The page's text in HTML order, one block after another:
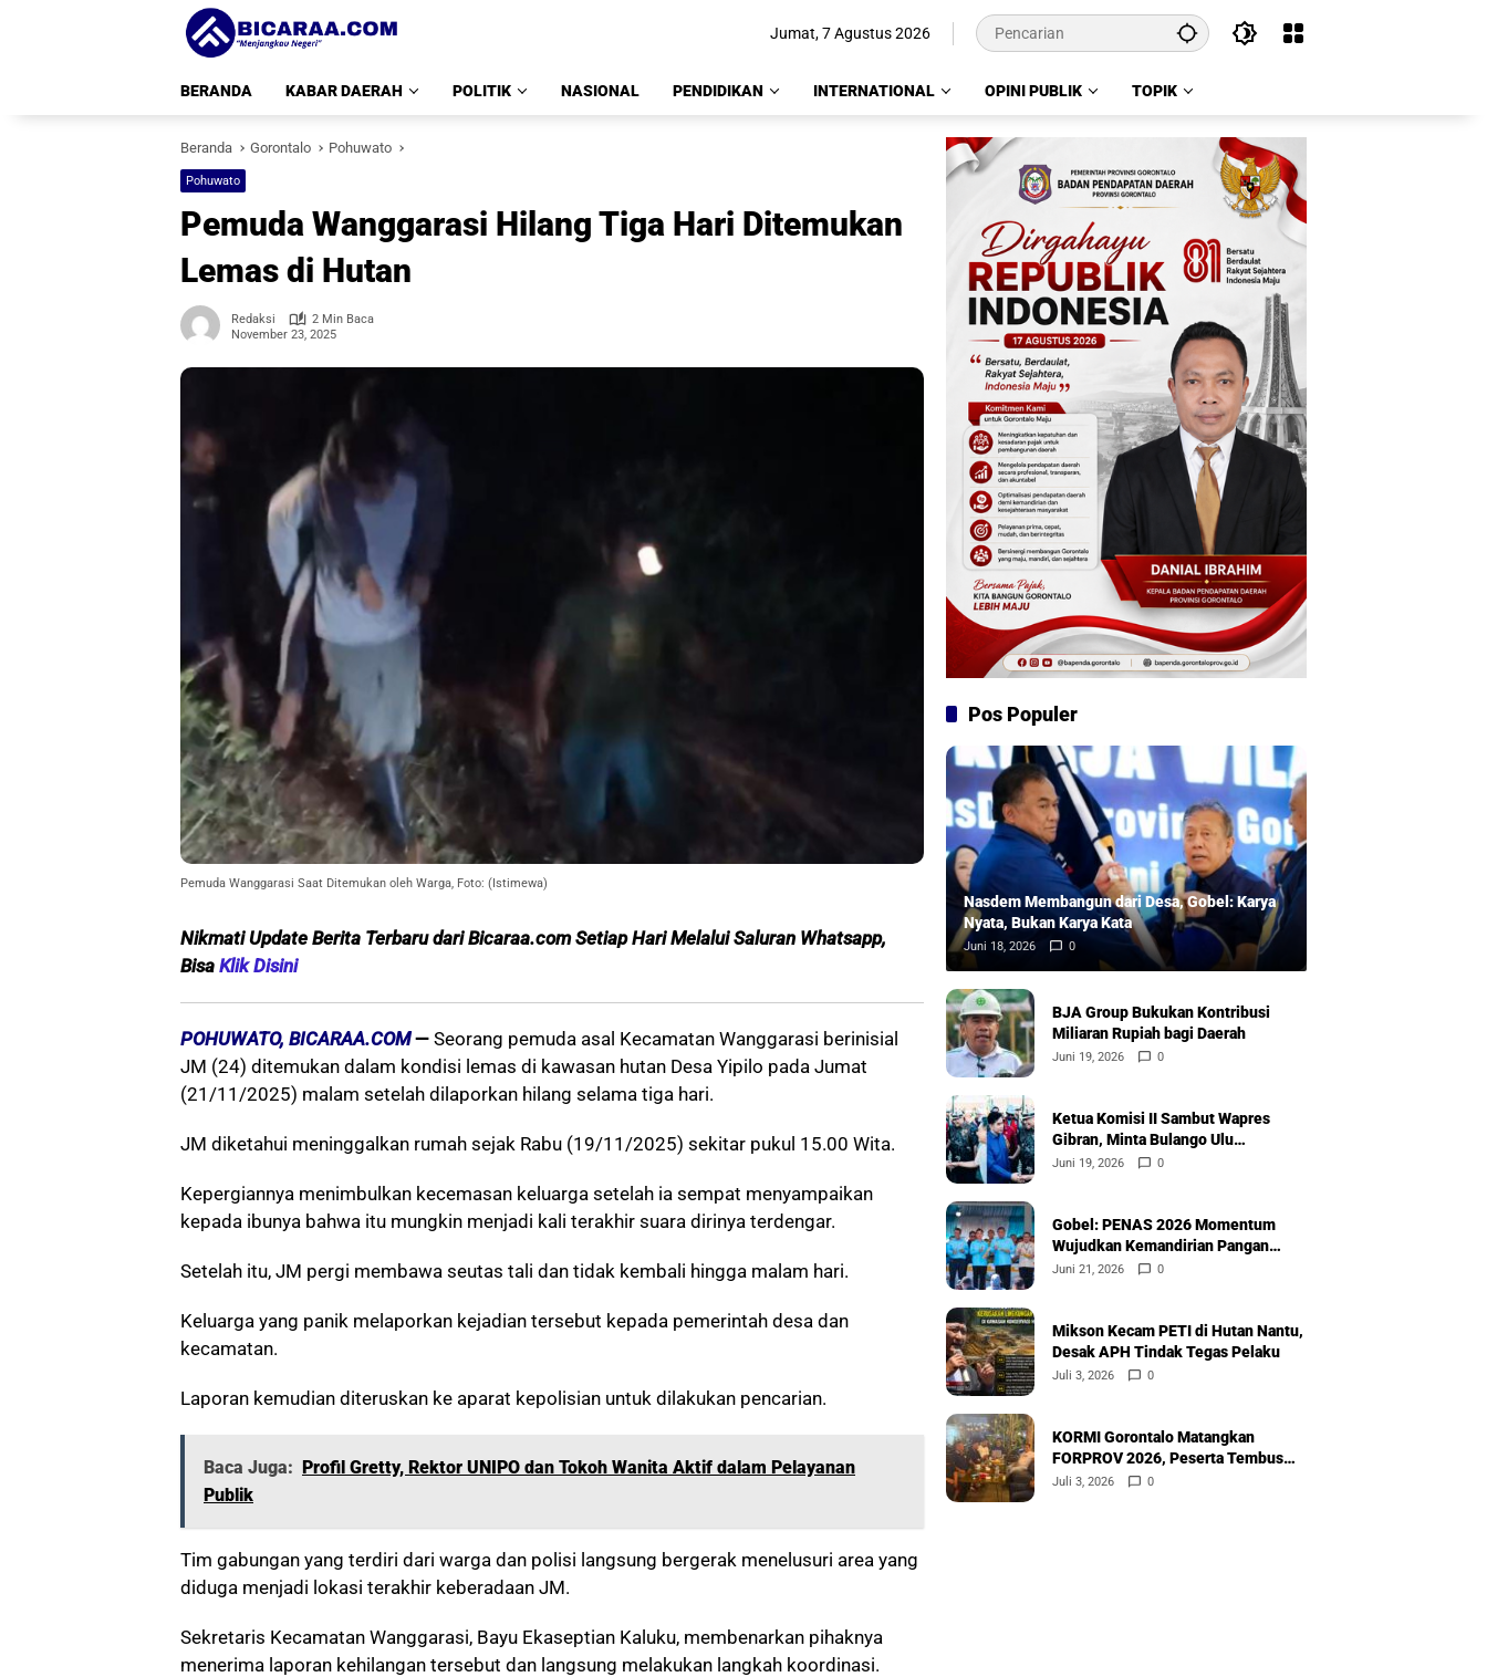
Jumat, 7 Agustus 2026
BERANDA KABAR DAERAH POLITIK NASIONAL PENDIDIKAN INTERNATIONAL OPINI PUBLIK TOPIK
Beranda Gorontalo Pohuwato
Pohuwato
Pemuda Wanggarasi Hilang Tiga Hari Ditemukan
Lemas di Hutan
Redaksi
2 Min Baca
November 23, 2025
Pemuda Wanggarasi Saat Ditemukan oleh Warga, Foto: (Istimewa)
Nikmati Update Berita Terbaru dari Bicaraa.com Setiap Hari Melalui Saluran Whatsapp,
Bisa Klik Disini
POHUWATO, BICARAA.COM— Seorang pemuda asal Kecamatan Wanggarasi berinisial
JM (24) ditemukan dalam kondisi lemas di kawasan hutan Desa Yipilo pada Jumat
(21/11/2025) malam setelah dilaporkan hilang selama tiga hari.
JM diketahui meninggalkan rumah sejak Rabu (19/11/2025) sekitar pukul 15.00 Wita.
Kepergiannya menimbulkan kecemasan keluarga setelah ia sempat menyampaikan
kepada ibunya bahwa itu mungkin menjadi kali terakhir suara dirinya terdengar.
Setelah itu, JM pergi membawa seutas tali dan tidak kembali hingga malam hari.
Keluarga yang panik melaporkan kejadian tersebut kepada pemerintah desa dan
kecamatan.
Laporan kemudian diteruskan ke aparat kepolisian untuk dilakukan pencarian.
Baca Juga: Profil Gretty, Rektor UNIPO dan Tokoh Wanita Aktif dalam Pelayanan
Publik
Tim gabungan yang terdiri dari warga dan polisi langsung bergerak menelusuri area yang
diduga menjadi lokasi terakhir keberadaan JM.
Sekretaris Kecamatan Wanggarasi, Bayu Ekaseptian Kaluku, membenarkan pihaknya
menerima laporan kehilangan tersebut dan langsung melakukan langkah koordinasi.
Pos Populer
Nasdem Membangun dari Desa, Gobel: Karya
Nyata, Bukan Karya Kata
Juni 18, 2026 0
BJA Group Bukukan Kontribusi
Miliaran Rupiah bagi Daerah
Juni 19, 2026 0
Ketua Komisi II Sambut Wapres
Gibran, Minta Bulango Ulu
Diprioritaskan
Juni 19, 2026 0
Gobel: PENAS 2026 Momentum
Wujudkan Kemandirian Pangan
Nasional
Juni 21, 2026 0
Mikson Kecam PETI di Hutan Nantu,
Desak APH Tindak Tegas Pelaku
Juli 3, 2026 0
KORMI Gorontalo Matangkan
FORPROV 2026, Peserta Tembus
600
Juli 3, 2026 0